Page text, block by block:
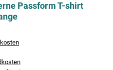
Passform T-shirt